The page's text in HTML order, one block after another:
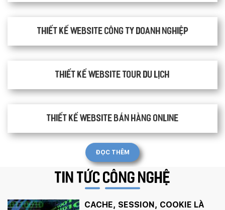
Thiết kế website công ty doanh nghiệp
Thiết kế website tour du lịch
Thiết kế website bán hàng Online
ĐỌC THÊM
TIN TỨCCÔNG NGHỆ
CACHE, SESSION, COOKIE LÀ